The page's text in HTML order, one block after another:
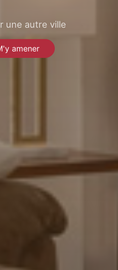
une autre ville
amener